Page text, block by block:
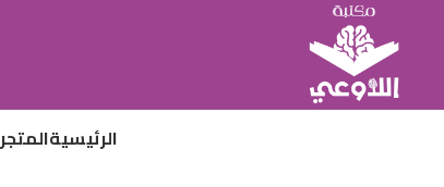
الرئيسيةالمتجر